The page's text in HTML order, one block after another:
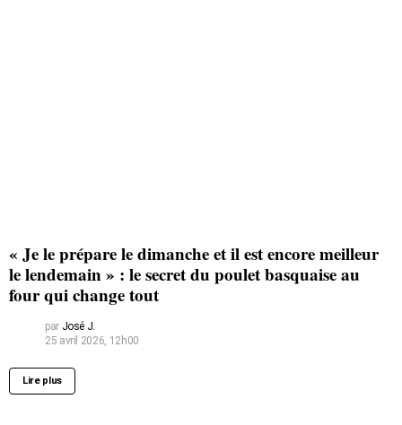
« Je le prépare le dimanche et il est encore meilleur
le lendemain » : le secret du poulet basquaise au
four qui change tout
par José J.
25 avril 2026, 12h00
Lire plus